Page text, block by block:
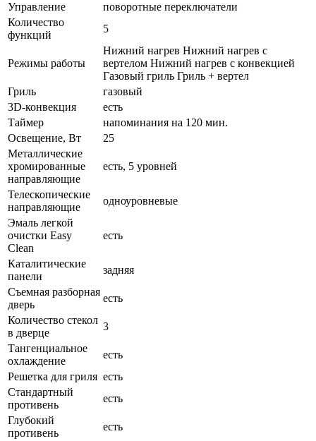
Управление
поворотные переключатели
Количество
функций
5
Режимы работы
Нижний нагрев Нижний нагрев с
вертелом Нижний нагрев с конвекцией
Газовый гриль Гриль + вертел
Гриль
газовый
3D-конвекция
есть
Таймер
напоминания на 120 мин.
Освещение, Вт
25
Металлические
хромированные
направляющие
есть, 5 уровней
Телескопические
направляющие
одноуровневые
Эмаль легкой
очистки Easy
Clean
есть
Каталитические
панели
задняя
Съемная разборная
дверь
есть
Количество стекол
в дверце
3
Тангенциальное
охлаждение
есть
Решетка для гриля есть
Стандартный
противень
есть
Глубокий
противень
есть